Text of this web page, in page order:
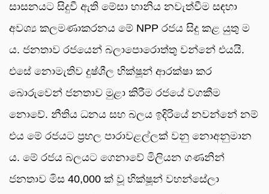
සාසනයට සිදුවී ඇති මේසා හානිය නවැත්වීම සඳහා
අවශ්‍ය කලමණාකරනය මේ NPP රජය සිදු කළ යුතු ම
ය. ජනතාව රජයෙන් බලාපොරොත්තු වන්නේ එයයි.
එසේ නොමැතිව දුෂ්ශීල භික්ෂූන් ආරක්ෂා කර
බොරුවෙන් ජනතාව මුළා කිරීම රජයේ වගකීම
නොවේ. නීතිය ධනය සහ බලය ඉදිරියේ නවන්නේ නම්
එය මේ රජයට ප්‍රභල පාරාවළල්ලක් වනු නොඅනුමාන
ය. මේ රජය බලයට ගෙනාවේ මිලියන ගණනින්
ජනතාව මිස 40,000 ක් වූ භික්ෂූන් වහන්සේලා